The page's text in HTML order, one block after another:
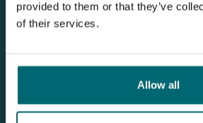
provided to them or that they’ve
of their services.
Allow all